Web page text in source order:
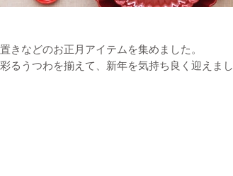
きなどのお正月アイテムを集めました。
るうつわを揃えて、新年を気持ち良く迎えま